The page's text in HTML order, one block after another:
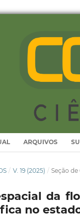
ARQUIVOS
/ V. 19 (2025) / Seção
da
no